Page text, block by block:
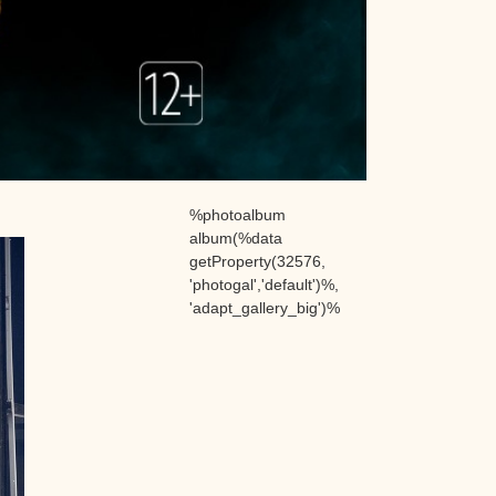
%photoalbum
album(%data
getProperty(32576,
'photogal','default')%,
'adapt_gallery_big')%